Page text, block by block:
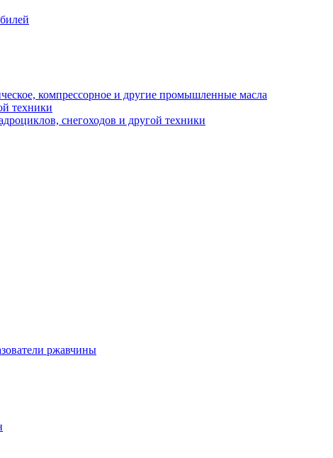
компрессорное и другие промышленные масла
техники
снегоходов и другой техники
ржавчины